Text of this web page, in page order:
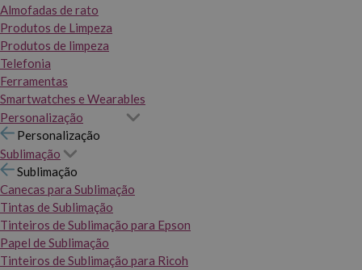
Almofadas de rato
Produtos de Limpeza
Produtos de limpeza
Telefonia
Ferramentas
Smartwatches e Wearables
Personalização
Personalização
Sublimação
Sublimação
Canecas para Sublimação
Tintas de Sublimação
Tinteiros de Sublimação para Epson
Papel de Sublimação
Tinteiros de Sublimação para Ricoh